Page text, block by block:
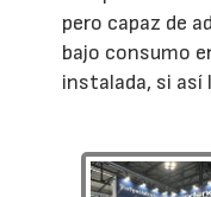
pero capaz de
bajo consumo
instalada, si así